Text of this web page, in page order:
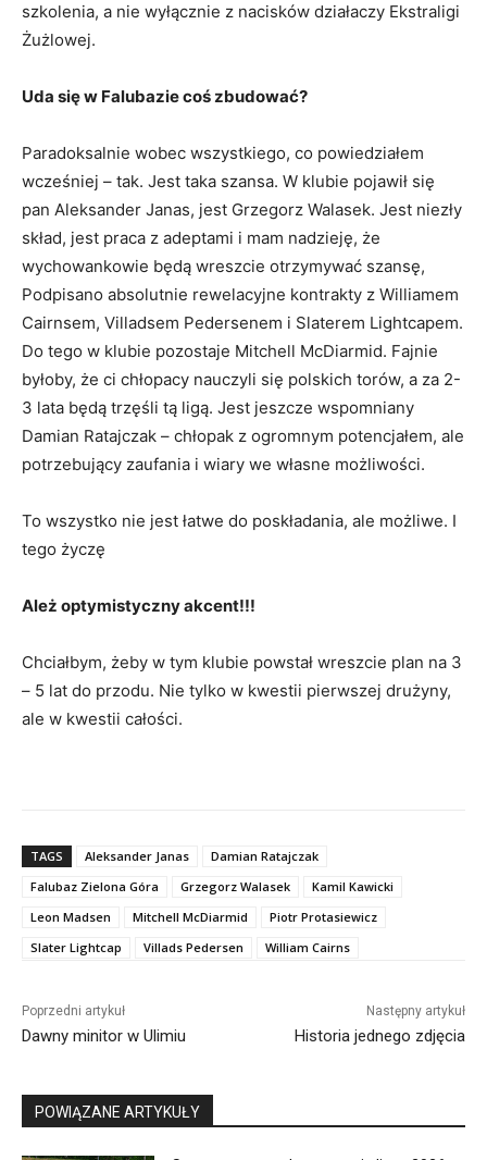
szkolenia, a nie wyłącznie z nacisków działaczy Ekstraligi
Żużlowej.
Uda się w Falubazie coś zbudować?
Paradoksalnie wobec wszystkiego, co powiedziałem
wcześniej – tak. Jest taka szansa. W klubie pojawił się
pan Aleksander Janas, jest Grzegorz Walasek. Jest niezły
skład, jest praca z adeptami i mam nadzieję, że
wychowankowie będą wreszcie otrzymywać szansę,
Podpisano absolutnie rewelacyjne kontrakty z Williamem
Cairnsem, Villadsem Pedersenem i Slaterem Lightcapem.
Do tego w klubie pozostaje Mitchell McDiarmid. Fajnie
byłoby, że ci chłopacy nauczyli się polskich torów, a za 2-
3 lata będą trzęśli tą ligą. Jest jeszcze wspomniany
Damian Ratajczak – chłopak z ogromnym potencjałem, ale
potrzebujący zaufania i wiary we własne możliwości.
To wszystko nie jest łatwe do poskładania, ale możliwe. I
tego życzę
Ależ optymistyczny akcent!!!
Chciałbym, żeby w tym klubie powstał wreszcie plan na 3
– 5 lat do przodu. Nie tylko w kwestii pierwszej drużyny,
ale w kwestii całości.
TAGS Aleksander Janas
Damian Ratajczak
Falubaz Zielona Góra
Grzegorz Walasek
Kamil Kawicki
Leon Madsen
Mitchell McDiarmid
Piotr Protasiewicz
Slater Lightcap
Villads Pedersen William Cairns
Poprzedni artykuł
Dawny minitor w Ulimiu
Następny artykuł
Historia jednego zdjęcia
POWIĄZANE ARTYKUŁY